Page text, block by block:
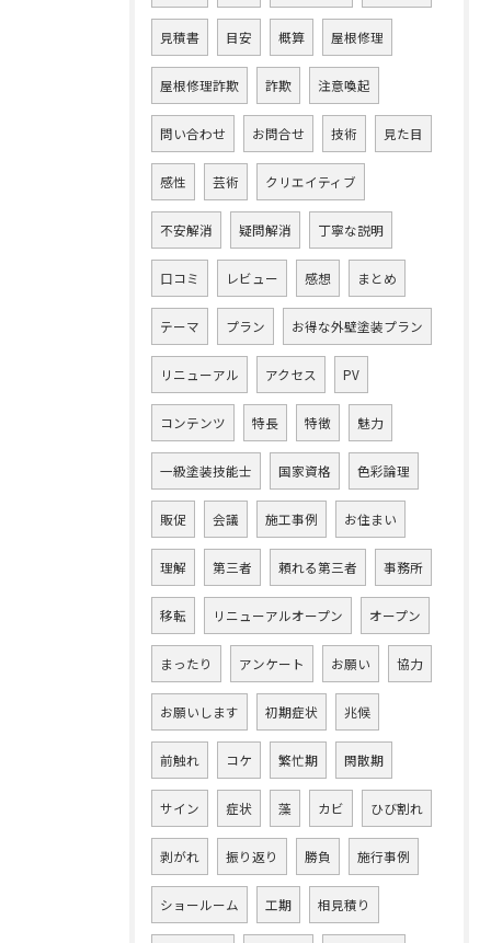
見積書 目安 概算 屋根修理
屋根修理詐欺 詐欺 注意喚起
問い合わせ お問合せ 技術 見た目
感性 芸術 クリエイティブ
不安解消 疑問解消 丁寧な説明
口コミ レビュー 感想 まとめ
テーマ プラン お得な外壁塗装プラン
リニューアル アクセス PV
コンテンツ 特長 特徴 魅力
一級塗装技能士 国家資格 色彩論理
販促 会議 施工事例 お住まい
理解 第三者 頼れる第三者 事務所
移転 リニューアルオープン オープン
まったり アンケート お願い 協力
お願いします 初期症状 兆候
前触れ コケ 繁忙期 閑散期
サイン 症状 藻 カビ ひび割れ
剥がれ 振り返り 勝負 施行事例
ショールーム 工期 相見積り